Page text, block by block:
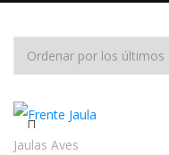
Jaulas Aves